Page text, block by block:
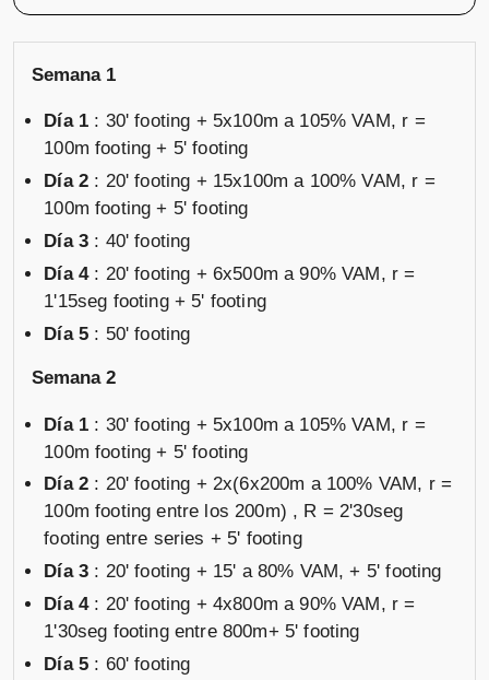
Semana 1
Día 1 : 30' footing + 5x100m a 105% VAM, r =
100m footing + 5' footing
Día 2 : 20' footing + 15x100m a 100% VAM, r =
100m footing + 5' footing
Día 3 : 40' footing
Día 4: 20' footing + 6x500m a 90% VAM, r =
1'15seg footing + 5' footing
Día 5 : 50' footing
Semana 2
Día 1 : 30' footing + 5x100m a 105% VAM, r =
100m footing + 5' footing
Día 2 : 20' footing + 2x(6x200m a 100% VAM, r =
100m footing entre los 200m) , R = 2'30seg
footing entre series + 5' footing
Día 3 : 20' footing + 15' a 80% VAM, + 5' footing
Día 4: 20' footing + 4x800m a 90% VAM, r =
1'30seg footing entre 800m+ 5' footing
Día 5 : 60' footing